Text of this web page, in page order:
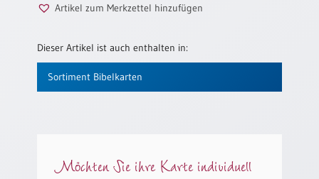
Patenamt
Konfirmation
Artikel zum Merkzettel hinzufügen
Dieser Artikel ist auch enthalten in:
Sortiment Bibelkarten
Möchten Sie ihre Karte individuell